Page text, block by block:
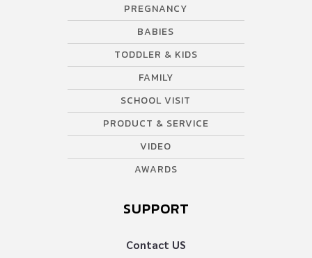
PREGNANCY
BABIES
TODDLER & KIDS
FAMILY
SCHOOL VISIT
PRODUCT & SERVICE
VIDEO
AWARDS
SUPPORT
Contact US